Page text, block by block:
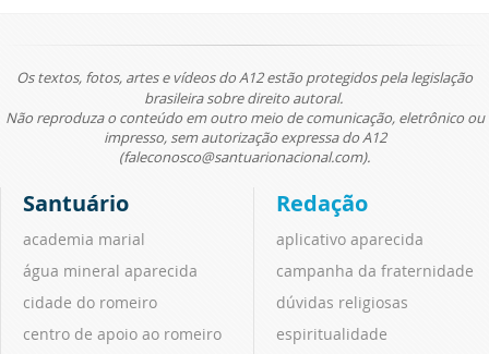
Os textos, fotos, artes e vídeos do A12 estão protegidos pela legislação
brasileira sobre direito autoral.
Não reproduza o conteúdo em outro meio de comunicação, eletrônico ou
impresso, sem autorização expressa do A12
(faleconosco@santuarionacional.com).
Santuário
academia marial
água mineral aparecida
cidade do romeiro
centro de apoio ao romeiro
Redação
aplicativo aparecida
campanha da fraternidade
dúvidas religiosas
espiritualidade